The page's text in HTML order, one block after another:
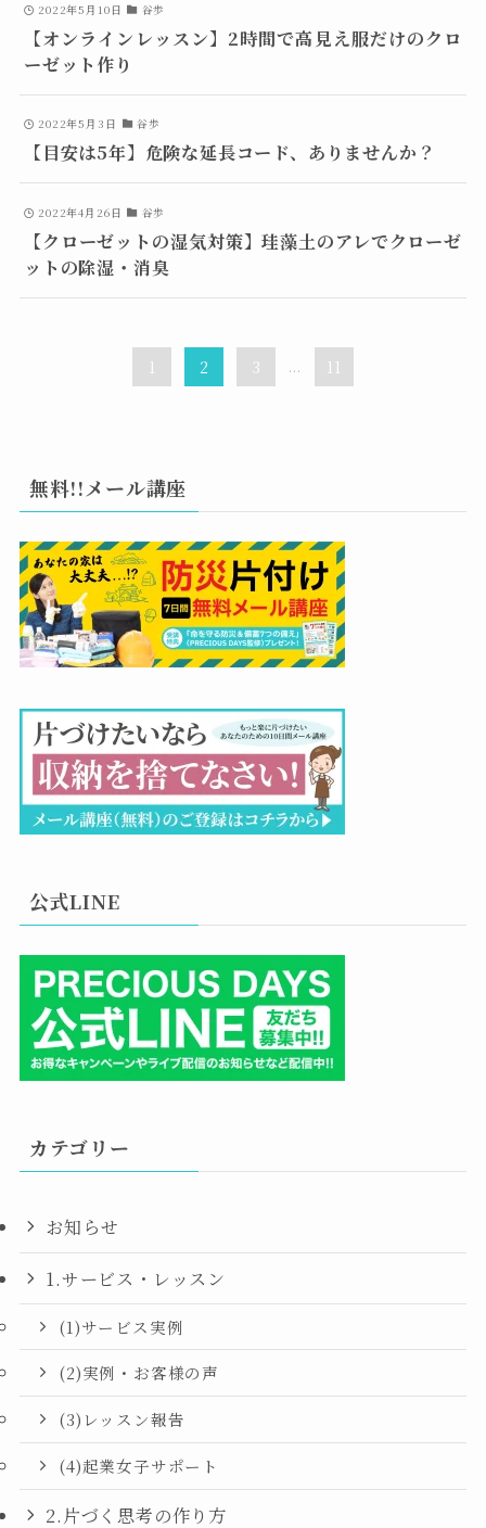
2022年5月10日 谷歩
【オンラインレッスン】2時間で高見え服だけのクロ
ーゼット作り
2022年5月3日 谷歩
【目安は5年】危険な延長コード、ありませんか？
2022年4月26日 谷歩
【クローゼットの湿気対策】珪藻土のアレでクローゼ
ットの除湿・消臭
1 2 3 ... 11
無料!!メール講座
公式LINE
カテゴリー
お知らせ
1.サービス・レッスン
(1)サービス実例
(2)実例・お客様の声
(3)レッスン報告
(4)起業女子サポート
2.片づく思考の作り方